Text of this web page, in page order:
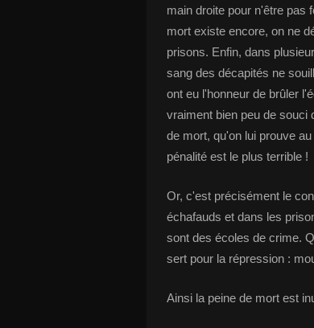
main droite pour n'être pas
mort existe encore, on ne
prisons. Enfin, dans
sang des décapités ne
ont eu l'honneur de brûler
vraiment bien peu de souci
de mort, qu'on lui prouve
pénalité est le plus terrible !
Or, c'est précisément le
échafauds et dans les
sont des écoles de crime.
sert pour la répression :
Ainsi la peine de mort est